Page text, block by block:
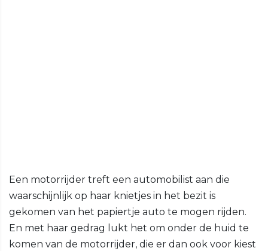
Een motorrijder treft een automobilist aan die
waarschijnlijk op haar knietjes in het bezit is
gekomen van het papiertje auto te mogen rijden.
En met haar gedrag lukt het om onder de huid te
komen van de motorrijder, die er dan ook voor kiest